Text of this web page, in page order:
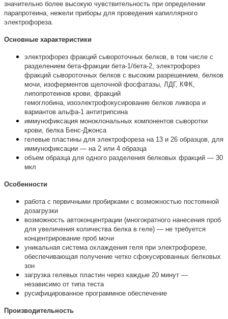
значительно более высокую чувствительность при определении
парапротеина, нежели приборы для проведения капиллярного
электрофореза.
Основные характеристики
электрофорез фракций сывороточных белков, в том числе с
разделением бета-фракции бета-1/бета-2, электрофорез
фракций сывороточных белков с высоким разрешением, белков
мочи, изоферментов щелочной фосфатазы, ЛДГ, КФК,
липопротеинов крови, фракций
гемоглобина, изоэлектрофокусирование белков ликвора и
вариантов альфа-1 антитрипсина
иммунофиксация моноклональных компонентов сыворотки
крови, белка Бенс-Джонса
гелевые пластины для электрофореза на 13 и 26 образцов, для
иммунофиксации — на 2 или 4 образца
объем образца для одного разделения белковых фракций — 30
мкл
Особенности
работа с первичными пробирками с возможностью постоянной
дозагрузки
возможность автоконцентрации (многократного нанесения проб
для увеличения количества белка в геле) — не требуется
концентрирование проб мочи
уникальная система охлаждения геля при электрофорезе,
обеспечивающая получение четко сфокусированных белковых
зон
загрузка гелевых пластин через каждые 20 минут —
независимо от типа теста
русифицированное программное обеспечение
Производительность